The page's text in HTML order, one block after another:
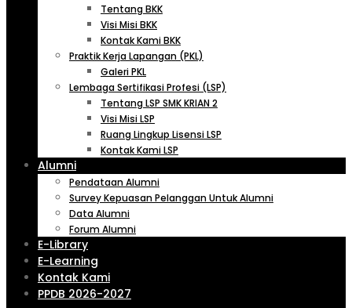
Tentang BKK
Visi Misi BKK
Kontak Kami BKK
Praktik Kerja Lapangan (PKL)
Galeri PKL
Lembaga Sertifikasi Profesi (LSP)
Tentang LSP SMK KRIAN 2
Visi Misi LSP
Ruang Lingkup Lisensi LSP
Kontak Kami LSP
Alumni
Pendataan Alumni
Survey Kepuasan Pelanggan Untuk Alumni
Data Alumni
Forum Alumni
E-Library
E-Learning
Kontak Kami
PPDB 2026-2027